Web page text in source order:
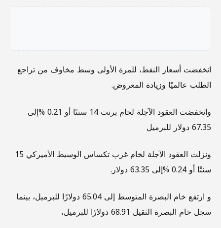
انخفضت أسعار النفط، للمرة الأولى وسط مخاوف من تراجع
الطلب عالميًا وزيادة المعروض.
وانخفضت العقود الآجلة لخام برنت 14 سنتًا أو 0.21 %إلى
67.35 دولار للبرميل
ونزلت العقود الآجلة لخام غرب تكساس الوسيط الأميركي 15
سنتًا أو 0.24 %إلى 63.35 دولار.
و ارتفع خام البصرة المتوسط إلى 65.04 دولارًا للبرميل، بينما
سجل خام البصرة الثقيل 68.91 دولارًا للبرميل،